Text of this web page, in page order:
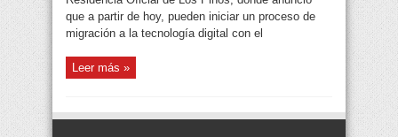
que a partir de hoy, pueden iniciar un proceso de
migración a la tecnología digital con el
Leer más »